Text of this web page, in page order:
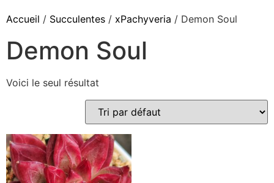
Accueil / Succulentes / xPachyveria / Demon Soul
Demon Soul
Voici le seul résultat